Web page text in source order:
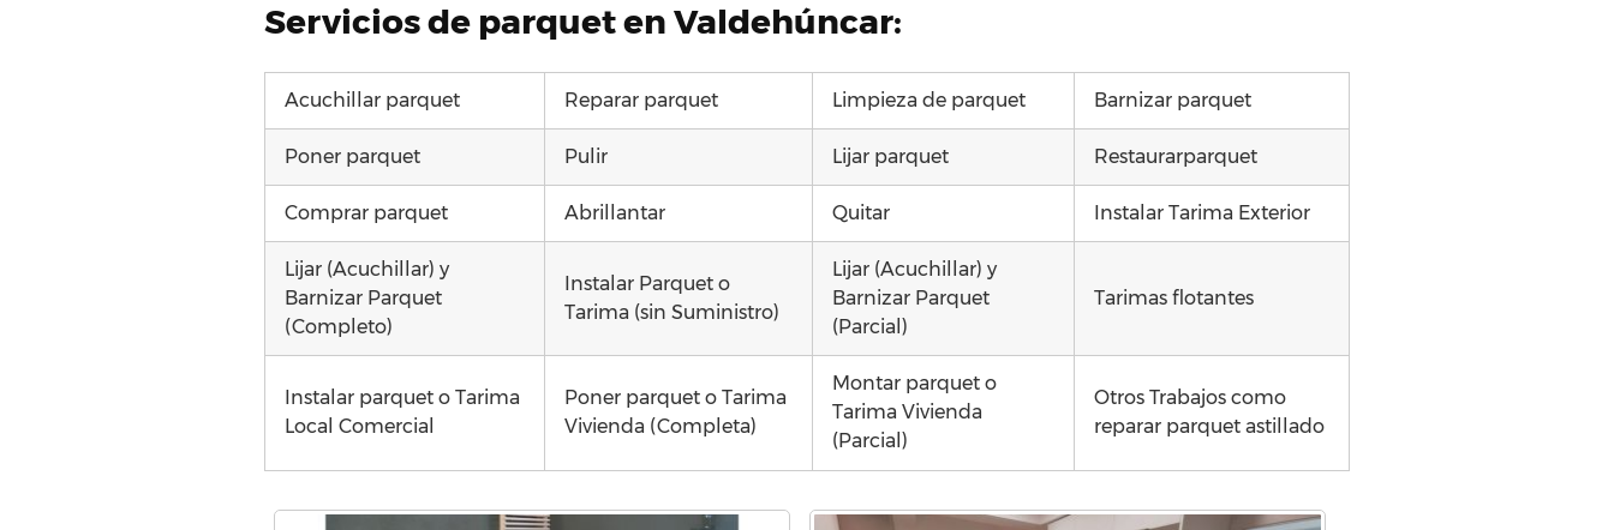
Servicios de parquet en Valdehúncar:
Acuchillar parquet Reparar parquet Limpieza de parquet Barnizar parquet
Poner parquet Pulir Lijar parquet Restaurarparquet
Comprar parquet Abrillantar Quitar Instalar Tarima Exterior
Lijar (Acuchillar) y
Barnizar Parquet
(Completo)
Instalar Parquet o
Tarima (sin Suministro)
Lijar (Acuchillar) y
Barnizar Parquet
(Parcial)
Tarimas flotantes
Instalar parquet o Tarima
Local Comercial
Poner parquet o Tarima
Vivienda (Completa)
Montar parquet o
Tarima Vivienda
(Parcial)
Otros Trabajos como
reparar parquet astillado